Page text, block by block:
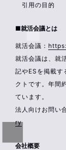
引用の目的
■就活会議とは
就活会議：
就活会議は、就
記やESを掲載す
クトです。年間
ています。
法人向けお問い
ry
会社概要